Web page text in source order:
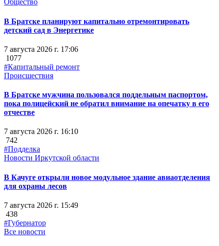
Общество
В Братске планируют капитально отремонтировать
детский сад в Энергетике
7 августа 2026 г. 17:06
1077
#Капитальный ремонт
Происшествия
В Братске мужчина пользовался поддельным паспортом,
пока полицейский не обратил внимание на опечатку в его
отчестве
7 августа 2026 г. 16:10
742
#Подделка
Новости Иркутской области
В Качуге открыли новое модульное здание авиаотделения
для охраны лесов
7 августа 2026 г. 15:49
438
#Губернатор
Все новости